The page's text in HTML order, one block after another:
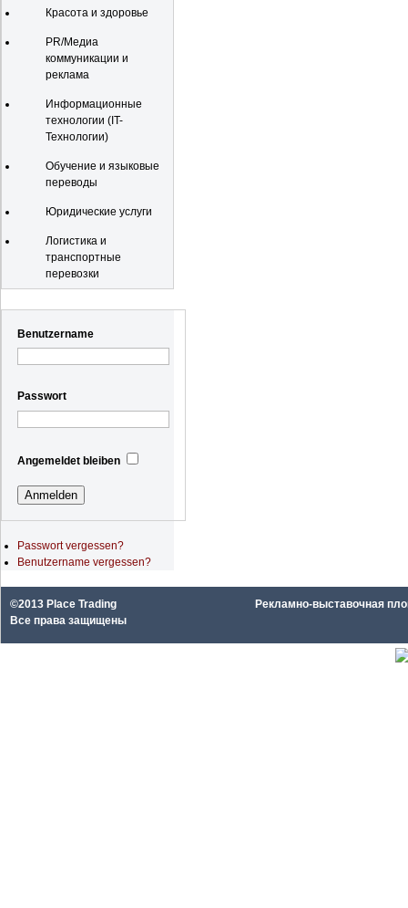
Красота и здоровье
PR/Медиа
коммуникации и
реклама
Информационные
технологии (IT-
Технологии)
Обучение и языковые
переводы
Юридические услуги
Логистика и
транспортные
перевозки
Benutzername
Passwort
Angemeldet bleiben
Passwort vergessen?
Benutzername vergessen?
©2013 Place Trading
Все права защищены
Рекламно-выставочная